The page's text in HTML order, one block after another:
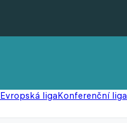
Evropská ligaKonferenční liga